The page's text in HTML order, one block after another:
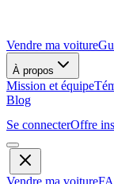
Vendre ma voiture
À propos
Mission et équipe
Blog
Se connecterOffre
Vendre ma voiture